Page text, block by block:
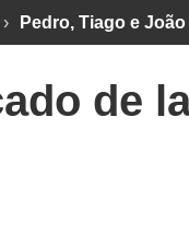
›
Pedro, Tiago e
de